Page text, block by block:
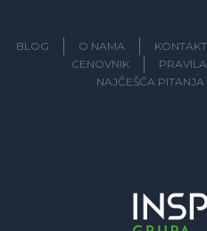
BLOG O NAMA KONTAKT
CENOVNIK
NAJČEŠĆA PITANJA